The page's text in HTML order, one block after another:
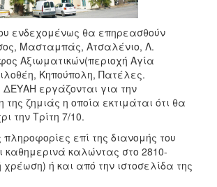
ενδεχομένως θα επηρεασθούν
Μασταμπάς, Ατσαλένιο, Λ.
Αξιωματικών(περιοχή Αγία
Κηπούπολη, Πατέλες.
ΔΕΥΑΗ εργάζονται για την
ζημιάς η οποία εκτιμάται ότι θα
την Τρίτη 7/10.
επί της διανομής του
καθημερινά καλώντας στο 2810-
χρέωση) ή και από την ιστοσελίδα της